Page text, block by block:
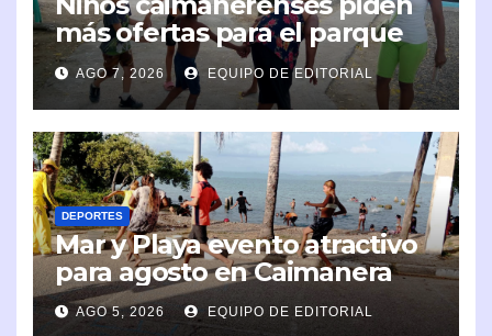
más ofertas para el parque
infantil
AGO 7, 2026 EQUIPO DE EDITORIAL
DEPORTES
Mar y Playa evento atractivo
para agosto en Caimanera
AGO 5, 2026 EQUIPO DE EDITORIAL